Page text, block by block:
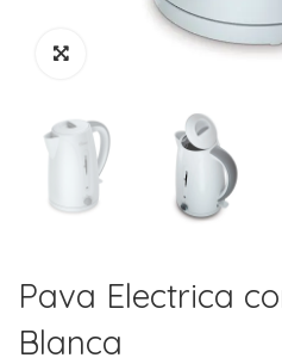
Pava Electrica
Blanca